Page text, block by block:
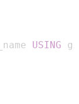
USING